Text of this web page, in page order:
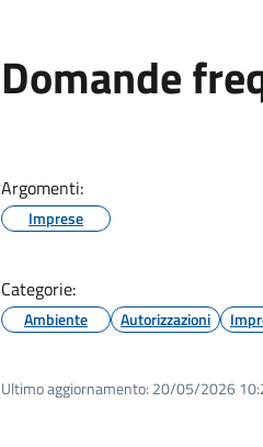
Domande
Argomenti:
Imprese
Categorie:
Ambiente Autorizzazioni
Ultimo aggiornamento: 20/05/2026